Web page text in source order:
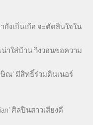
ยังเยิ่นเย้อ จะตัดสินใจใน
าใส่บ้าน วิงวอนขอความ
ษิณ’ มีสิทธิ์ร่วมดินเนอร์
ศิลปินสาวเสียงดี